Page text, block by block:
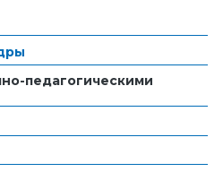
педагогическими